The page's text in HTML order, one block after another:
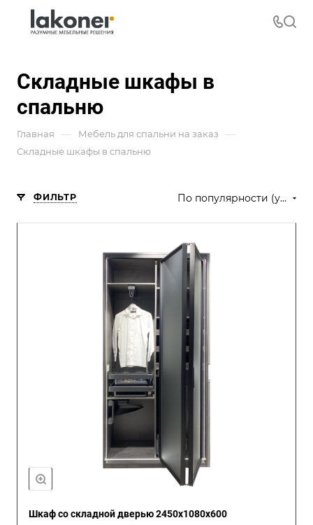
Складные шкафы в
спальню
Главная — Мебель для спальни на заказ —
Складные шкафы в спальню
ФИЛЬТР По популярности (убывание)
Шкаф со складной дверью 2450x1080x600